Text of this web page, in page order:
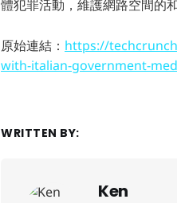
體犯罪活動，維護網路空間的
原始連結： https://
with-italian-government-
WRITTEN BY:
Ken